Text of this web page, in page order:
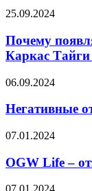
Почему
негативные
отзывы
о
Тайги
что
этом
партнёры
25.09.2024
Почему
Каркас Тайги
Негативные
о
правда
миф?
06.09.2024
Негативные
OGW
–
отзывы
о
07.01.2024
OGW Life –
Франшиза